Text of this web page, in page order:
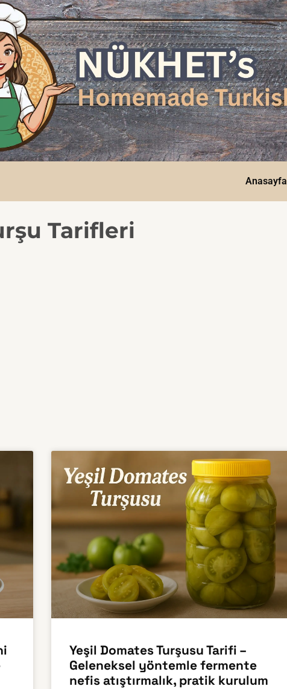
Anasayfa
Tarifleri
Yeşil Domates Turşusu Tarifi –
Geleneksel yöntemle fermente
nefis atıştırmalık, pratik kurulum